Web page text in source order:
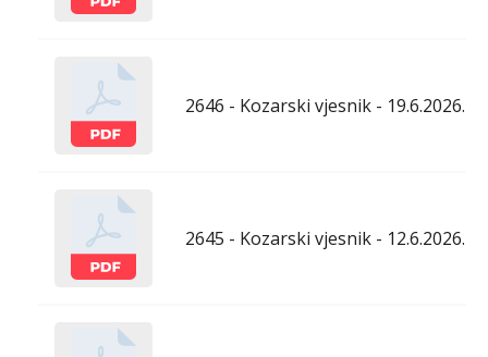
2646 - Kozarski vjesnik - 19.6.2026.
2645 - Kozarski vjesnik - 12.6.2026.